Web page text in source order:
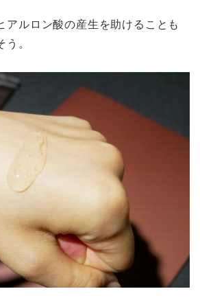
アルロン酸の産生を助けることも
。